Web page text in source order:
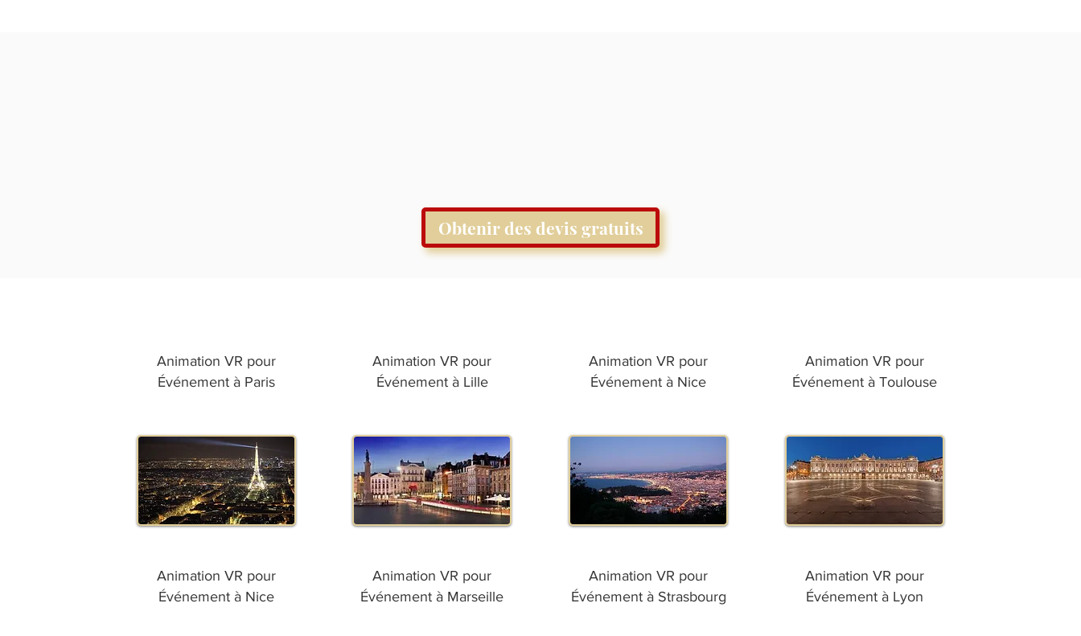
Obtenir des devis gratuits
Animation VR pour
Événement à Paris
Animation VR pour
Événement à Nice
Animation VR pour
Événement à Lille
Animation VR pour
Événement à Marseille
Animation VR pour
Événement à Nice
Animation VR pour
Événement à Strasbourg
Animation VR pour
Événement à Toulouse
Animation VR pour
Événement à Lyon